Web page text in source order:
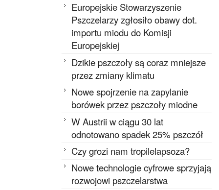
Europejskie Stowarzyszenie
Pszczelarzy zgłosiło obawy dot.
importu miodu do Komisji
Europejskiej
Dzikie pszczoły są coraz mniejsze
przez zmiany klimatu
Nowe spojrzenie na zapylanie
borówek przez pszczoły miodne
W Austrii w ciągu 30 lat
odnotowano spadek 25% pszczół
Czy grozi nam tropilelapsoza?
Nowe technologie cyfrowe sprzyjają
rozwojowi pszczelarstwa